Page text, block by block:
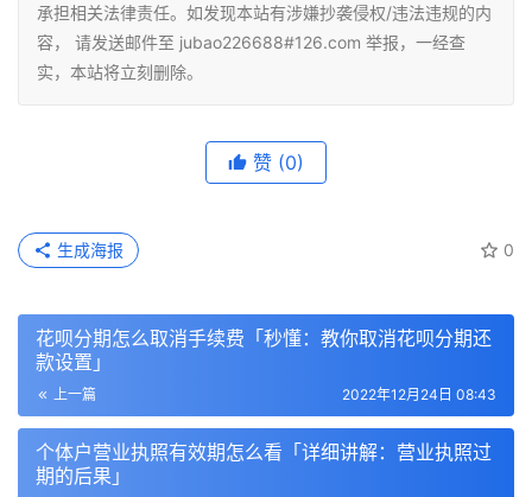
承担相关法律责任。如发现本站有涉嫌抄袭侵权/违法违规的内
容， 请发送邮件至 jubao226688#126.com 举报，一经查
实，本站将立刻删除。
赞 (0)
0
生成海报
花呗分期怎么取消手续费「秒懂：教你取消花呗分期还
款设置」
上一篇 2022年12月24日 08:43
个体户营业执照有效期怎么看「详细讲解：营业执照过
期的后果」